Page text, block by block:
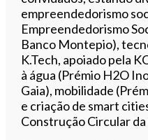
empreendedorismo
Empreendedorismo
Banco Montepio),
K.Tech, apoiado pela
à água (Prémio H2O
Gaia), mobilidade
e criação de smart
Construção Circular da